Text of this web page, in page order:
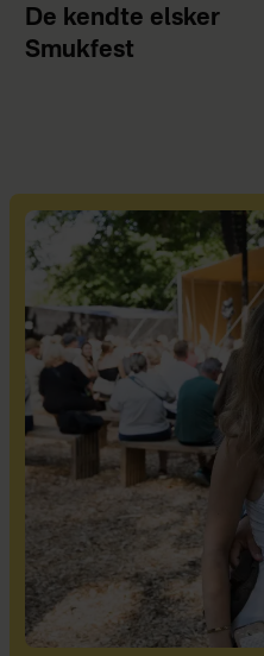
De kendte elsker
Smukfest